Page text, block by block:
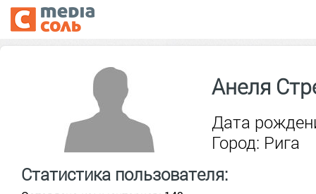
Анеля
Дата
Город: Рига
Статистика пользователя: